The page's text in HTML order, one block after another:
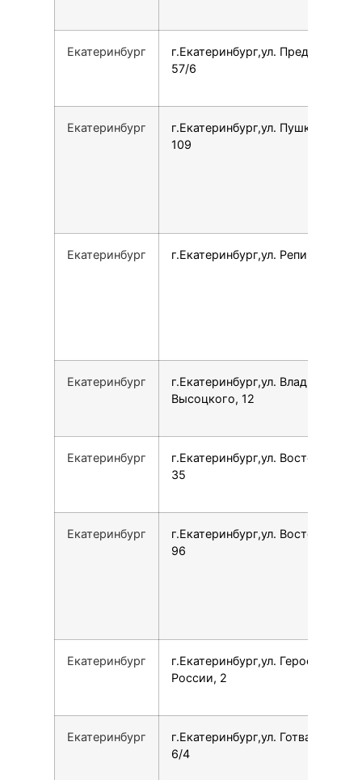
Екатеринбург
г.Екатеринбург,ул. Предельная,
57/6
Екатеринбург
г.Екатеринбург,ул. Пушкина, 7Л,
109
Екатеринбург г.Екатеринбург,ул. Репина, 93
Екатеринбург
г.Екатеринбург,ул. Владимира
Высоцкого, 12
Екатеринбург
г.Екатеринбург,ул. Восточная,
35
Екатеринбург
г.Екатеринбург,ул. Восточная,
96
Екатеринбург
г.Екатеринбург,ул. Героев
России, 2
Екатеринбург
г.Екатеринбург,ул. Готвальда,
6/4